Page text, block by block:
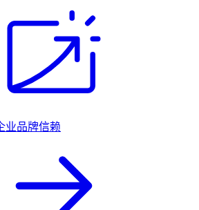
业品牌信赖